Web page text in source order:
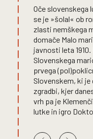
Oče slovenskega
se je »šolal« ob
zlasti nemškega
domače Malo
javnosti leta
Slovenskega
prvega
Slovenskem, ki je
zgradbi, kjer
vrh pa je
lutke in igro